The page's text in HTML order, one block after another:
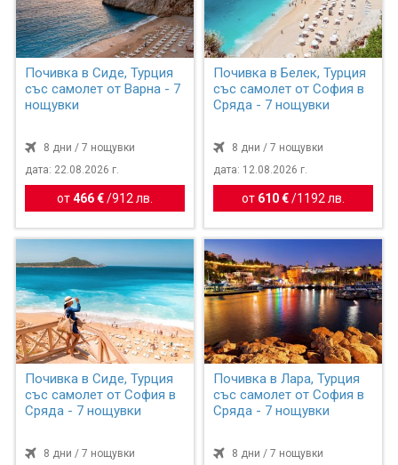
Почивка в Сиде, Турция
със самолет от Варна - 7
нощувки
8 дни / 7 нощувки
дата: 22.08.2026 г.
от466 € /912 лв.
Почивка в Белек, Турция
със самолет от София в
Сряда - 7 нощувки
8 дни / 7 нощувки
дата: 12.08.2026 г.
от 610 €/ 1192 лв.
Почивка в Сиде, Турция
със самолет от София в
Сряда - 7 нощувки
8 дни / 7 нощувки
Почивка в Лара, Турция
със самолет от София в
Сряда - 7 нощувки
8 дни / 7 нощувки